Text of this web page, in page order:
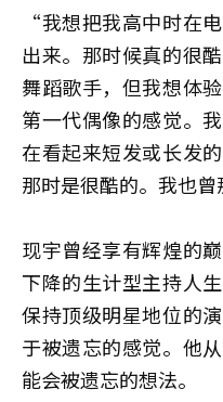
“我想把我高中时在
出来。那时候真的很
舞蹈歌手，但我想体
第一代偶像的感觉。
在看起来短发或长发
那时是很酷的。我也曾
现宇曾经享有辉煌的
下降的生计型主持人
保持顶级明星地位的
于被遗忘的感觉。他
能会被遗忘的想法。